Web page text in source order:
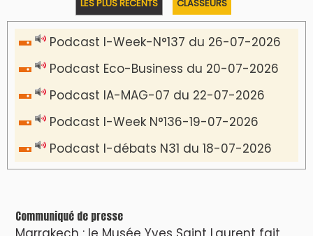
LES PLUS RÉCENTS CLASSEURS
Podcast I-Week-N°137 du 26-07-2026
Podcast Eco-Business du 20-07-2026
Podcast IA-MAG-07 du 22-07-2026
Podcast I-Week N°136-19-07-2026
Podcast I-débats N31 du 18-07-2026
Communiqué de presse